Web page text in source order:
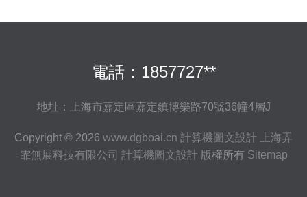
電話：1857727**
地址：上海市嘉定區嘉定鎮博樂路70號36幢4層J
Copyright © 2026 www.dgboai.cn 計算機圖文設計
上海弄
霏無展科技有限公司 計算機圖文設計版權所有 Sitemap